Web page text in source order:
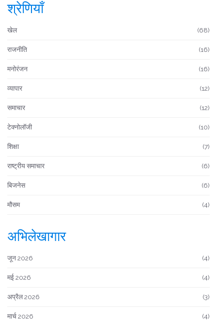
श्रेणियाँ
खेल (68)
राजनीति (16)
मनोरंजन (16)
व्यापार (12)
समाचार (12)
टेक्नोलॉजी (10)
शिक्षा (7)
राष्ट्रीय समाचार (6)
बिजनेस (6)
मौसम (4)
अभिलेखागार
जून 2026 (4)
मई 2026 (4)
अप्रैल 2026 (3)
मार्च 2026 (4)